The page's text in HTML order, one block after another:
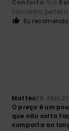
Conforto: 5 /5
Tamanho perfeito
Eu
Mattéo28. Abril
O preço é um
que não solta
comporta ao